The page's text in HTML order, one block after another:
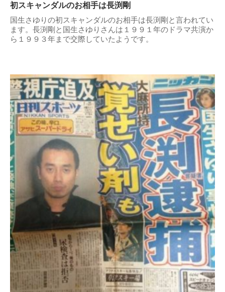
初スキャンダルのお相手は長渕剛
国生さゆりの初スキャンダルのお相手は長渕剛と言われてい
ます。長渕剛と国生さゆりさんは１９９１年のドラマ共演か
ら１９９３年まで交際していたようです。